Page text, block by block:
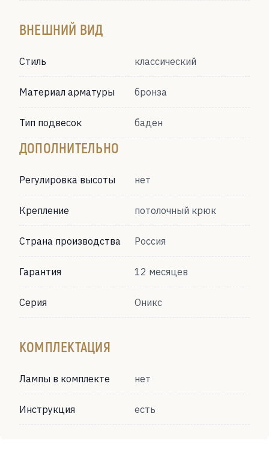
ВНЕШНИЙ ВИД
Стиль классический
Материал арматуры бронза
Тип подвесок баден
ДОПОЛНИТЕЛЬНО
Регулировка высоты нет
Крепление потолочный крюк
Страна производства Россия
Гарантия 12 месяцев
Серия Оникс
КОМПЛЕКТАЦИЯ
Лампы в комплекте нет
Инструкция есть